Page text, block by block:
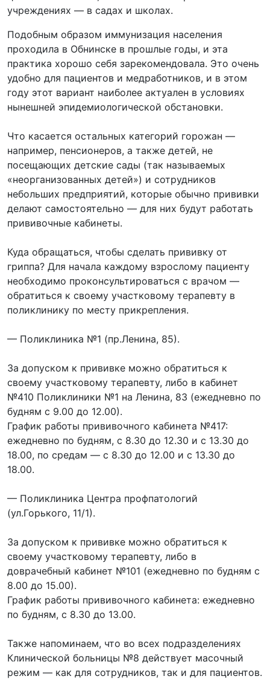
учреждениях — в садах и школах.
Подобным образом иммунизация населения
проходила в Обнинске в прошлые годы, и эта
практика хорошо себя зарекомендовала. Это очень
удобно для пациентов и медработников, и в этом
году этот вариант наиболее актуален в условиях
нынешней эпидемиологической обстановки.
Что касается остальных категорий горожан —
например, пенсионеров, а также детей, не
посещающих детские сады (так называемых
«неорганизованных детей») и сотрудников
небольших предприятий, которые обычно прививки
делают самостоятельно — для них будут работать
прививочные кабинеты.
Куда обращаться, чтобы сделать прививку от
гриппа? Для начала каждому взрослому пациенту
необходимо проконсультироваться с врачом —
обратиться к своему участковому терапевту в
поликлинику по месту прикрепления.
— Поликлиника №1 (пр.Ленина, 85).
За допуском к прививке можно обратиться к
своему участковому терапевту, либо в кабинет
№410 Поликлиники №1 на Ленина, 83 (ежедневно по
будням с 9.00 до 12.00).
График работы прививочного кабинета №417:
ежедневно по будням, с 8.30 до 12.30 и с 13.30 до
18.00, по средам — с 8.30 до 12.00 и с 13.30 до
18.00.
— Поликлиника Центра профпатологий
(ул.Горького, 11/1).
За допуском к прививке можно обратиться к
своему участковому терапевту, либо в
доврачебный кабинет №101 (ежедневно по будням с
8.00 до 15.00).
График работы прививочного кабинета: ежедневно
по будням, с 8.30 до 13.00.
Также напоминаем, что во всех подразделениях
Клинической больницы №8 действует масочный
режим — как для сотрудников, так и для пациентов.